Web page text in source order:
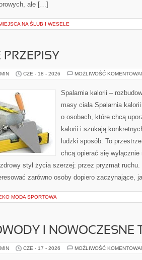
ale […]
NA ŚLUB I WESELE
CZE - 18 - 2026 MOŻLIWOŚĆ
Spalarnia kalorii –
masy ciała Spalarnia
o osobach, które chcą
kalorii i szukają
ludzki sposób. To
chcą opierać się
styl życia szerzej: przez pryzmat
zarówno osoby dopiero
MODA SPORTOWA
I NOWOCZESNE
CZE - 17 - 2026 MOŻLIWOŚĆ